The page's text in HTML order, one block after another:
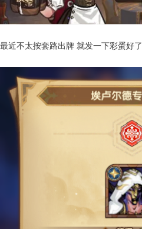
最近不太按套路出牌 就发一下彩蛋好了